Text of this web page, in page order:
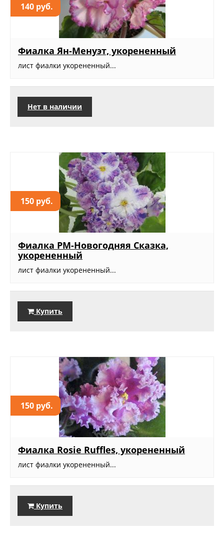
140 руб.
Фиалка Ян-Менуэт, укорененный
лист фиалки укорененный...
Нет в наличии
150 руб.
Фиалка РМ-Новогодняя Сказка,
укорененный
лист фиалки укорененный...
Купить
150 руб.
Фиалка Rosie Ruffles, укорененный
лист фиалки укорененный...
Купить